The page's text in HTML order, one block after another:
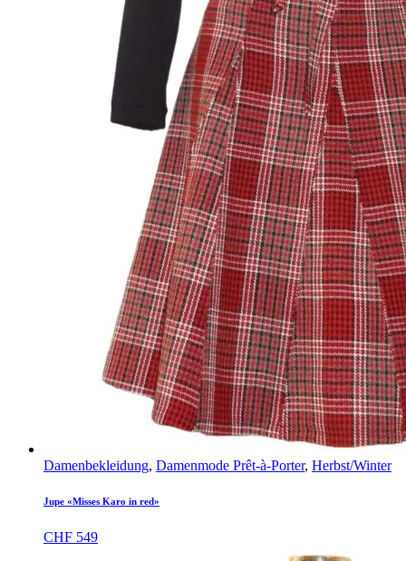
Damenbekleidung, Damenmode Prêt-à-Porter, Herbst/Winter
Jupe «Misses Karo in red»
CHF 549